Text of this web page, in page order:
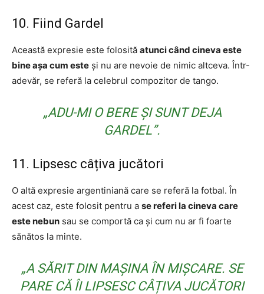
10. Fiind Gardel
Această expresie este folosită atunci când cineva este
bine așa cum este și nu are nevoie de nimic altceva. Într-
adevăr, se referă la celebrul compozitor de tango.
„ADU-MI O BERE ȘI SUNT DEJA
GARDEL”.
11. Lipsesc câțiva jucători
O altă expresie argentiniană care se referă la fotbal. În
acest caz, este folosit pentru a se referi la cineva care
este nebun sau se comportă ca și cum nu ar fi foarte
sănătos la minte.
„A SĂRIT DIN MAȘINA ÎN MIȘCARE. SE
PARE CĂ ÎI LIPSESC CÂȚIVA JUCĂTORI